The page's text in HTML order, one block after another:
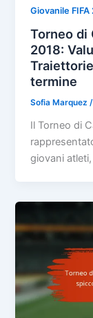
Giovanile FIFA
Torneo di
2018:
termine
Sofia Marquez
Il Torneo di
giovani